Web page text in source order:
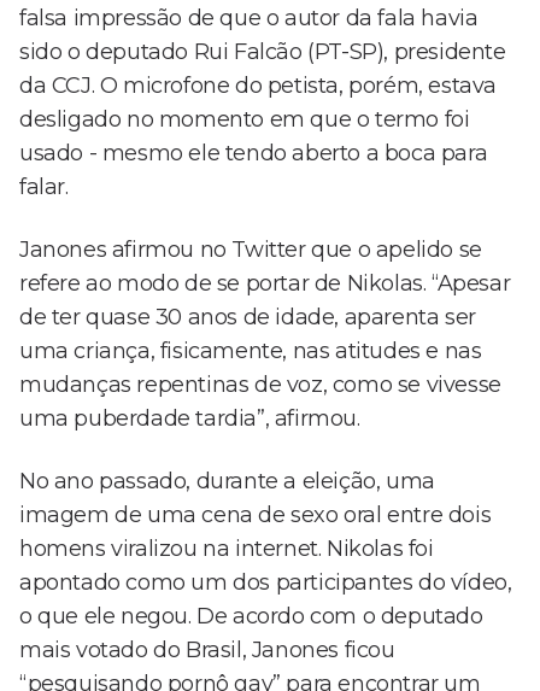
falsa impressão de que o autor da fala havia
sido o deputado Rui Falcão (PT-SP), presidente
da CCJ. O microfone do petista, porém, estava
desligado no momento em que o termo foi
usado - mesmo ele tendo aberto a boca para
falar.
Janones afirmou no Twitter que o apelido se
refere ao modo de se portar de Nikolas. “Apesar
de ter quase 30 anos de idade, aparenta ser
uma criança, fisicamente, nas atitudes e nas
mudanças repentinas de voz, como se vivesse
uma puberdade tardia”, afirmou.
No ano passado, durante a eleição, uma
imagem de uma cena de sexo oral entre dois
homens viralizou na internet. Nikolas foi
apontado como um dos participantes do vídeo,
o que ele negou. De acordo com o deputado
mais votado do Brasil, Janones ficou
“pesquisando pornô gay” para encontrar um